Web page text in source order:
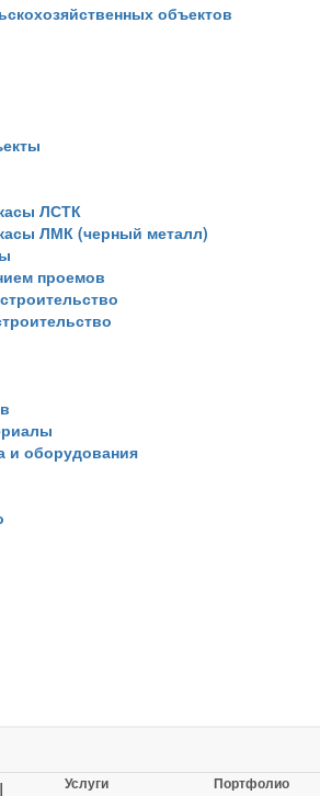
объектов
ЛСТК
ЛМК (черный металл)
проемов
и оборудования
| Услуги Портфолио